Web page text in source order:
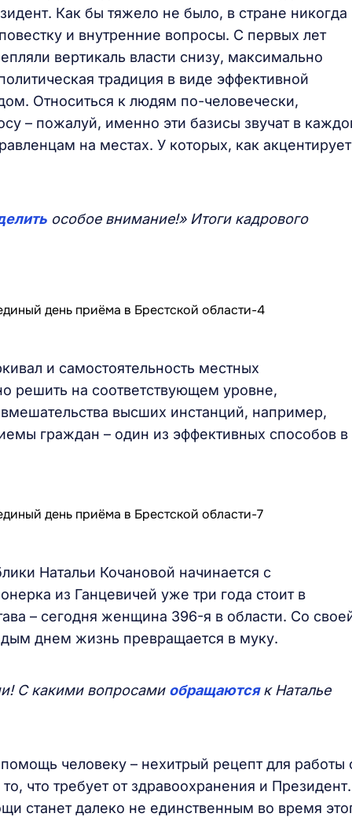
Как бы тяжело не было, в стране никогда
и внутренние вопросы. С первых лет
вертикаль власти снизу, максимально
традиция в виде эффективной
Относиться к людям по-человечески,
– пожалуй, именно эти базисы звучат в
на местах. У которых, как акцентирует
особое внимание!» Итоги кадрового
и самостоятельность местных
решить на соответствующем уровне,
высших инстанций, например,
граждан – один из эффективных способов в
Натальи Кочановой начинается с
из Ганцевичей уже три года стоит в
– сегодня женщина 396-я в области. Со
днем жизнь превращается в муку.
С какими вопросами обращаютсяк Наталье
человеку – нехитрый рецепт для работы
что требует от здравоохранения и Президент.
станет далеко не единственным во время